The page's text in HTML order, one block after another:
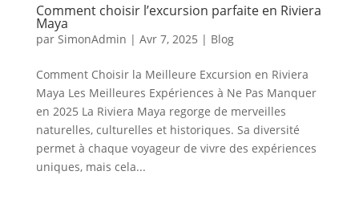
Comment choisir l’excursion parfaite en Riviera
Maya
par SimonAdmin | Avr 7, 2025 | Blog
Comment Choisir la Meilleure Excursion en Riviera
Maya Les Meilleures Expériences à Ne Pas Manquer
en 2025 La Riviera Maya regorge de merveilles
naturelles, culturelles et historiques. Sa diversité
permet à chaque voyageur de vivre des expériences
uniques, mais cela...